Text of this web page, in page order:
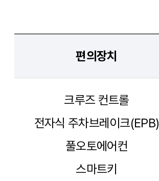
편의장치
크루즈 컨트롤
전자식 주차브레이크(EPB)
풀오토에어컨
스마트키